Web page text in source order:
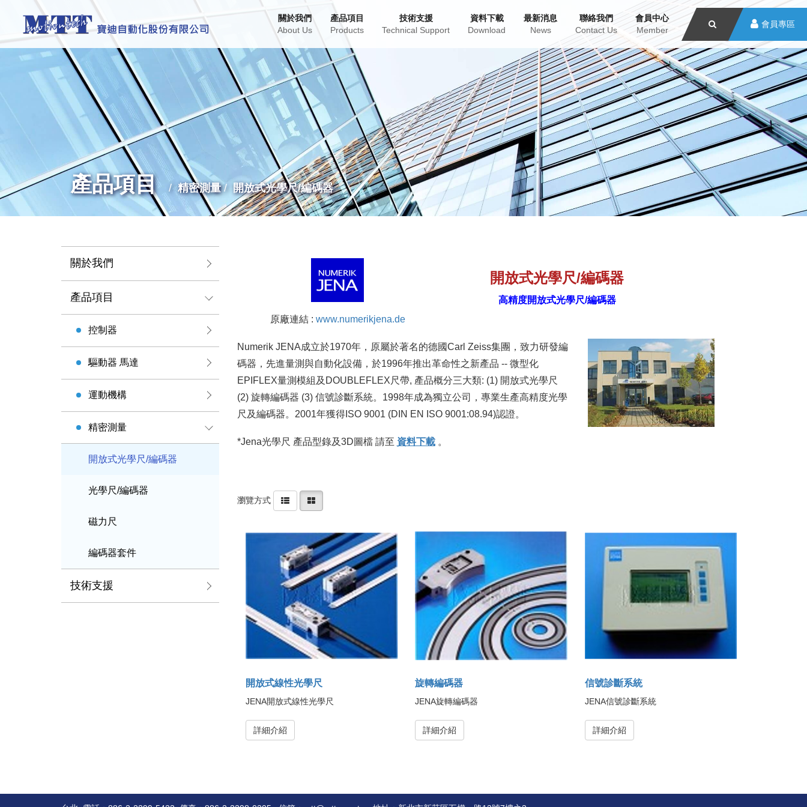
會員專區
關於我們
About Us
產品項目
Products
技術支援
Technical Support
資料下載
Download
最新消息
News
聯絡我們
Contact Us
會員中心
Member
產品項目 精密測量 開放式光學尺/編碼器
關於我們
產品項目
控制器
驅動器 馬達
運動機構
精密測量
開放式光學尺/編碼器
光學尺/編碼器
磁力尺
編碼器套件
技術支援
原廠連結 : www.numerikjena.de
開放式光學尺/編碼器
高精度開放式光學尺/編碼器
Numerik JENA成立於1970年，原屬於著名的德國Carl Zeiss集團，致力研發編
碼器，先進量測與自動化設備，於1996年推出革命性之新產品 -- 微型化
EPIFLEX量測模組及DOUBLEFLEX尺帶, 產品概分三大類: (1) 開放式光學尺
(2) 旋轉編碼器 (3) 信號診斷系統。1998年成為獨立公司，專業生產高精度光學
尺及編碼器。2001年獲得ISO 9001 (DIN EN ISO 9001:08.94)認證。
*Jena光學尺 產品型錄及3D圖檔 請至 資料下載。
瀏覽方式
開放式線性光學尺
JENA開放式線性光學尺
詳細介紹
旋轉編碼器
JENA旋轉編碼器
詳細介紹
信號診斷系統
JENA信號診斷系統
詳細介紹